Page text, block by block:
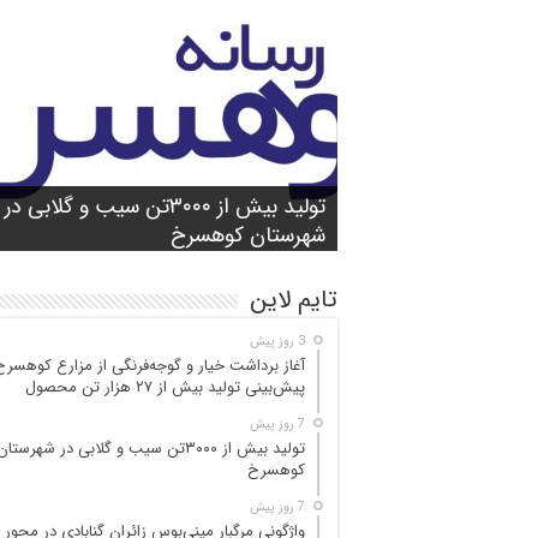
آغاز برداشت خیار و گوجه‌فرنگی از
کوهسرخ؛
تن محصول
تولید بیش از ۳۰۰۰تن سیب و گلابی در
شهرستان کوهسرخ
واژگونی مرگبار مینی‌بوس زائران
در محور کاشمر ـ کوهسرخ؛ ۵
۲۵ مصدوم
بازدید میدانی مسئولان از محور کاشمر
کوهسرخ و بررسی نقاط حادثه‌خیز
شورای آموزش و پرورش شهرستان
کوهسرخ برگزار شد؛ تأکید بر آمادگی
مدارس برای سال تحصیلی جدید
تایم لاین
3 روز پیش
آغاز برداشت خیار و گوجه‌فرنگی از مزارع
پیش‌بینی تولید بیش از ۲۷ هزار تن محصول
7 روز پیش
تولید بیش از ۳۰۰۰تن سیب و گلابی در
کوهسرخ
7 روز پیش
واژگونی مرگبار مینی‌بوس زائران گنابادی در محور